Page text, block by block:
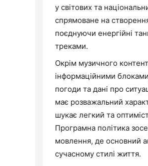
у світових та
спрямоване на
поєднуючи енергійні
треками.
Окрім музичного
інформаційними
погоди та дані про
має розважальний
шукає легкий та
Програмна політика
мовлення, де основний
сучасному стилі життя.